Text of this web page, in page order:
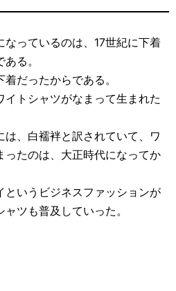
なっているのは、17世紀に下着
る。
だったからである。
イトシャツがなまって生まれた
は、白襦袢と訳されていて、ワ
ったのは、大正時代になってか
というビジネスファッションが
ツも普及していった。